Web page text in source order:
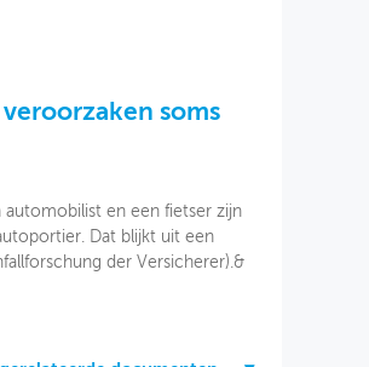
soms
automobilist en een fietser zijn
Dat blijkt uit een
der Versicherer).&